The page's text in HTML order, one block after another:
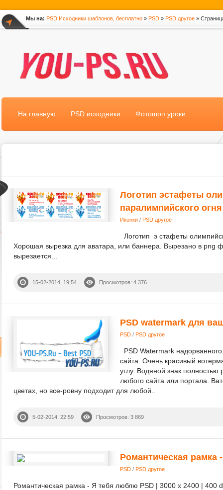
Мы на: PSD Исходники шаблонов, бесплатно » PSD » PSD другое »
На главную PSD исходники Фотошоп уроки
Логотип эстафеты
паралимпийского огня
Иконки / PSD другое
Логотип э стафеты
Хорошая вырезка для аватара, или баннера. Вырезано в png
вырезается...
15-02-2014, 19:54 Просмотров: 4 376
PSD watermark для
PSD / PSD другое
PSD Watermark
сайта. Очень красивый
углу. Водяной знак полностью
любого сайта или портала.
цветах, но все-ровну подходит для любой..
5-02-2014, 22:59 Просмотров: 3 869
Романтическая
PSD / PSD другое
Романтическая рамка - Я тебя люблю PSD | 3000 х 2400 | 400